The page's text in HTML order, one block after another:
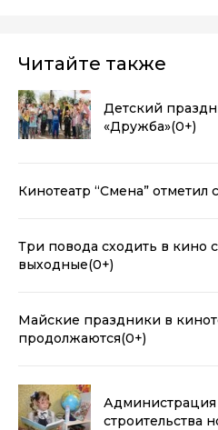
Читайте также
Детский
«Дружба»(0+)
Кинотеатр “Смена”
Три повода сходить в кино
выходные(0+)
Майские праздники в
продолжаются(0+)
Администрация
строительства